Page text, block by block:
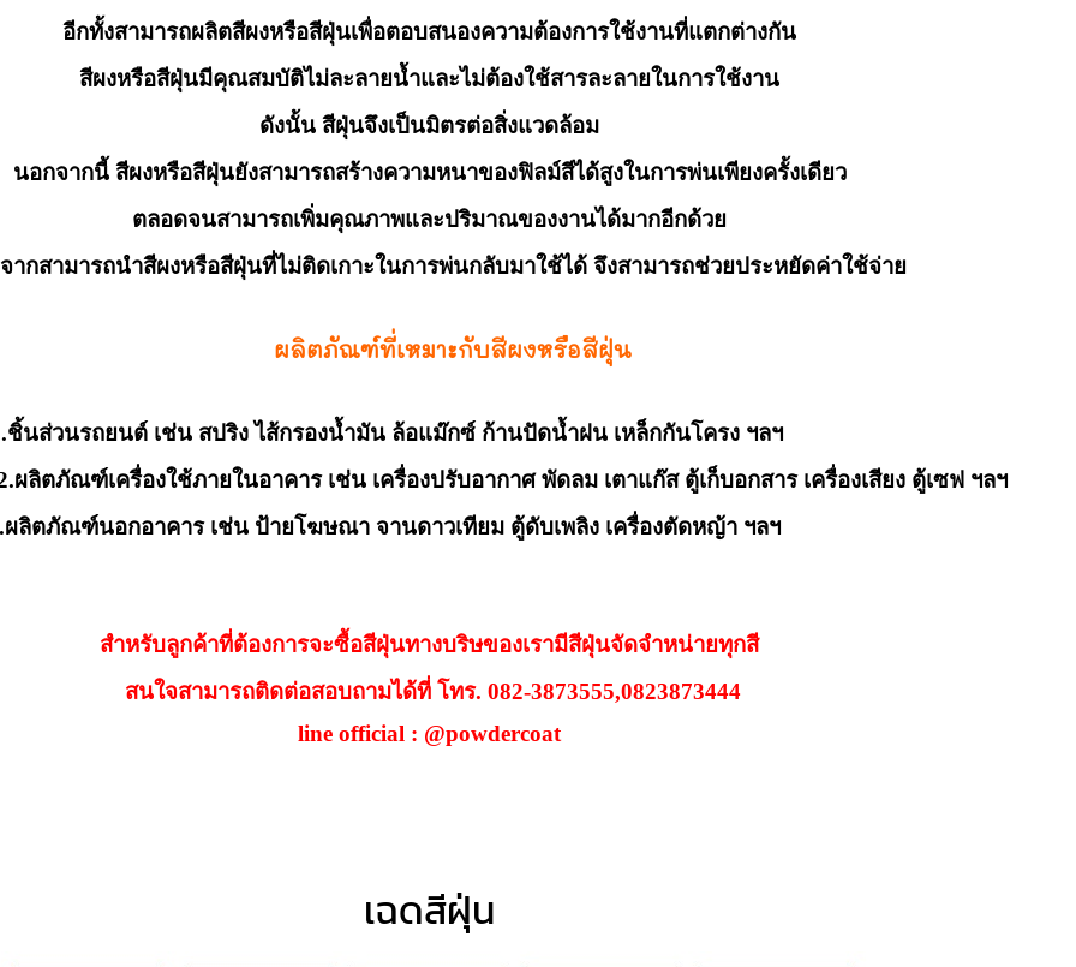
อีกทั้งสามารถผลิตสีผงหรือสีฝุ่นเพื่อตอบสนองความต้องการใช้งานที่แตกต่างกัน
สีผงหรือสีฝุ่นมีคุณสมบัติไม่ละลายน้ำและไม่ต้องใช้สารละลายในการใช้งาน
ดังนั้น สีฝุ่นจึงเป็นมิตรต่อสิ่งแวดล้อม
นอกจากนี้ สีผงหรือสีฝุ่นยังสามารถสร้างความหนาของฟิลม์สีได้สูงในการพ่นเพียงครั้งเดียว
ตลอดจนสามารถเพิ่มคุณภาพและปริมาณของงานได้มากอีกด้วย
จากสามารถนำสีผงหรือสีฝุ่นที่ไม่ติดเกาะในการพ่นกลับมาใช้ได้ จึงสามารถช่วยประหยัดค่าใช้จ่าย
ผลิตภัณฑ์ที่เหมาะกับสีผงหรือสีฝุ่น
นส่วนรถยนต์ เช่น สปริง ไส้กรองน้ำมัน ล้อแม๊กซ์ ก้านปัดน้ำฝน เหล็กกันโครง ฯลฯ
องใช้ภายในอาคาร เช่น เครื่องปรับอากาศ พัดลม เตาแก๊ส ตู้เก็บอกสาร เครื่องเสียง ตู้เซฟ ฯลฯ
าคาร เช่น ป้ายโฆษณา จานดาวเทียม ตู้ดับเพลิง เครื่องตัดหญ้า ฯลฯ
สำหรับลูกค้าที่ต้องการจะซื้อสีฝุ่นทางบริษของเรามีสีฝุ่นจัดจำหน่ายทุกสี
สนใจสามารถติดต่อสอบถามได้ที่ โทร. 082-3873555,0823873444
line official : @powdercoat
เฉดสีฝุ่น